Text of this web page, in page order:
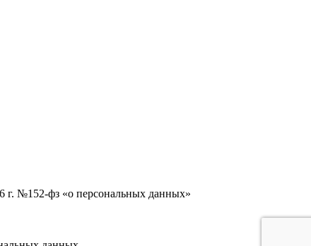
г. №152-фз «о персональных данных»